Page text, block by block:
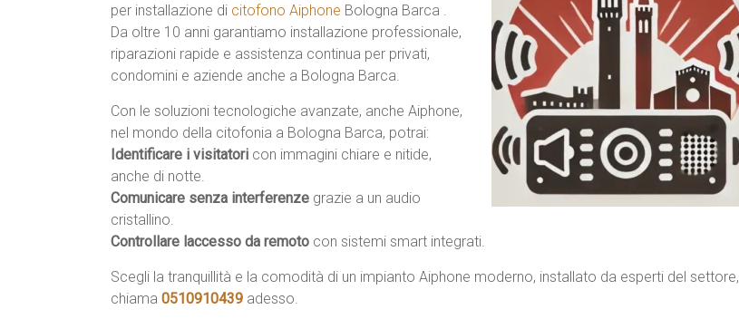
per installazione di citofono Aiphone Bologna Barca .
Da oltre 10 anni garantiamo installazione professionale,
riparazioni rapide e assistenza continua per privati,
condomini e aziende anche a Bologna Barca.
Con le soluzioni tecnologiche avanzate, anche Aiphone,
nel mondo della citofonia a Bologna Barca, potrai:
Identificare i visitatori con immagini chiare e nitide,
anche di notte.
Comunicare senza interferenze grazie a un audio
cristallino.
Controllare laccesso da remoto con sistemi smart integrati.
Scegli la tranquillità e la comodità di un impianto Aiphone moderno, installato da esperti del settore,
chiama 0510910439 adesso.